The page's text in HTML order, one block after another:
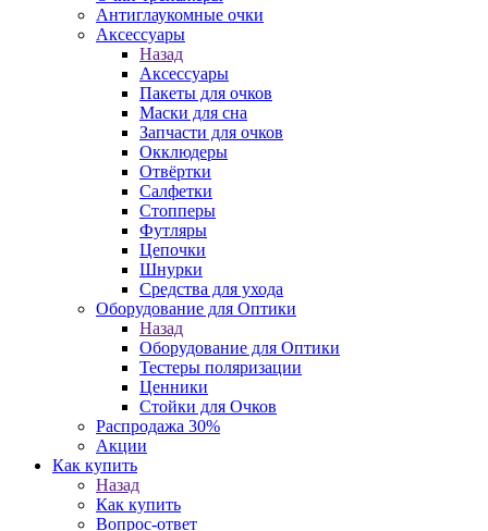
Антиглаукомные очки
Аксессуары
Назад
Аксессуары
Пакеты для очков
Маски для сна
Запчасти для очков
Окклюдеры
Отвёртки
Салфетки
Стопперы
Футляры
Цепочки
Шнурки
Средства для ухода
Оборудование для Оптики
Назад
Оборудование для Оптики
Тестеры поляризации
Ценники
Стойки для Очков
Распродажа 30%
Акции
Как купить
Назад
Как купить
Вопрос-ответ